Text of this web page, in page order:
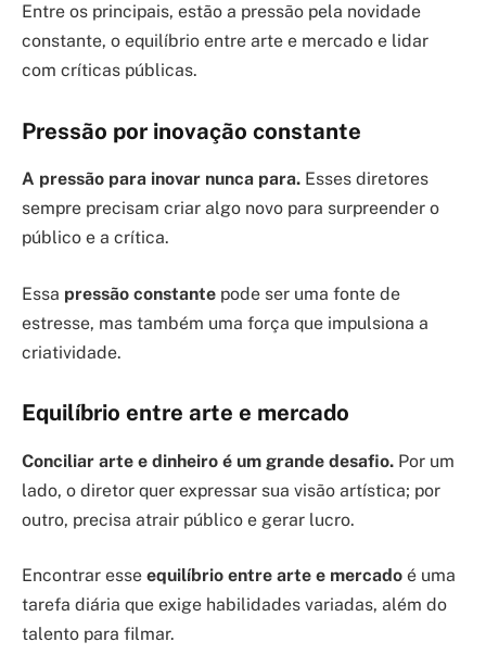
Entre os principais, estão a pressão pela novidade
constante, o equilíbrio entre arte e mercado e lidar
com críticas públicas.
Pressão por inovação constante
A pressão para inovar nunca para. Esses diretores
sempre precisam criar algo novo para surpreender o
público e a crítica.
Essa pressão constante pode ser uma fonte de
estresse, mas também uma força que impulsiona a
criatividade.
Equilíbrio entre arte e mercado
Conciliar arte e dinheiro é um grande desafio. Por um
lado, o diretor quer expressar sua visão artística; por
outro, precisa atrair público e gerar lucro.
Encontrar esse equilíbrio entre arte e mercado é uma
tarefa diária que exige habilidades variadas, além do
talento para filmar.